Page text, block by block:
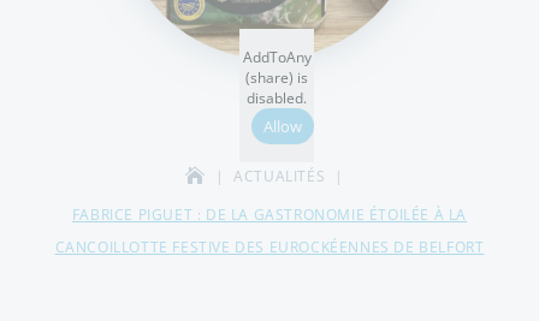
AddToAny
(share) is
disabled.
Allow
ACTUALITÉS
FABRICE PIGUET : DE LA GASTRONOMIE ÉTOILÉE À LA
CANCOILLOTTE FESTIVE DES EUROCKÉENNES DE BELFORT